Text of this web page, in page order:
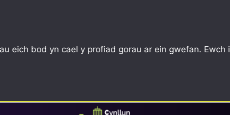
eich bod yn cael y profiad gorau ar ein gwefan. Ewch i